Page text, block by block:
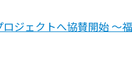
ジェクトへ協賛開始 ～